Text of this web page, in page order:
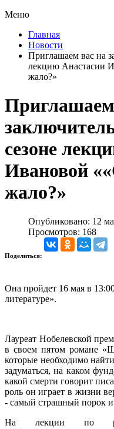
Меню
Главная
Новости
Приглашаем вас на
лекцию Анастасии
жало?»
сезоне
Ивановой
жало?»
Опубликовано: 12
Просмотров: 168
Поделиться:
Она пройдет 16 мая в
литературе».
Лауреат Нобелевской
в своем пятом романе
которые необходимо
задуматься, на каком
какой смерти говорит
роль он играет в жизни
- самый страшный порок и
На лекции по